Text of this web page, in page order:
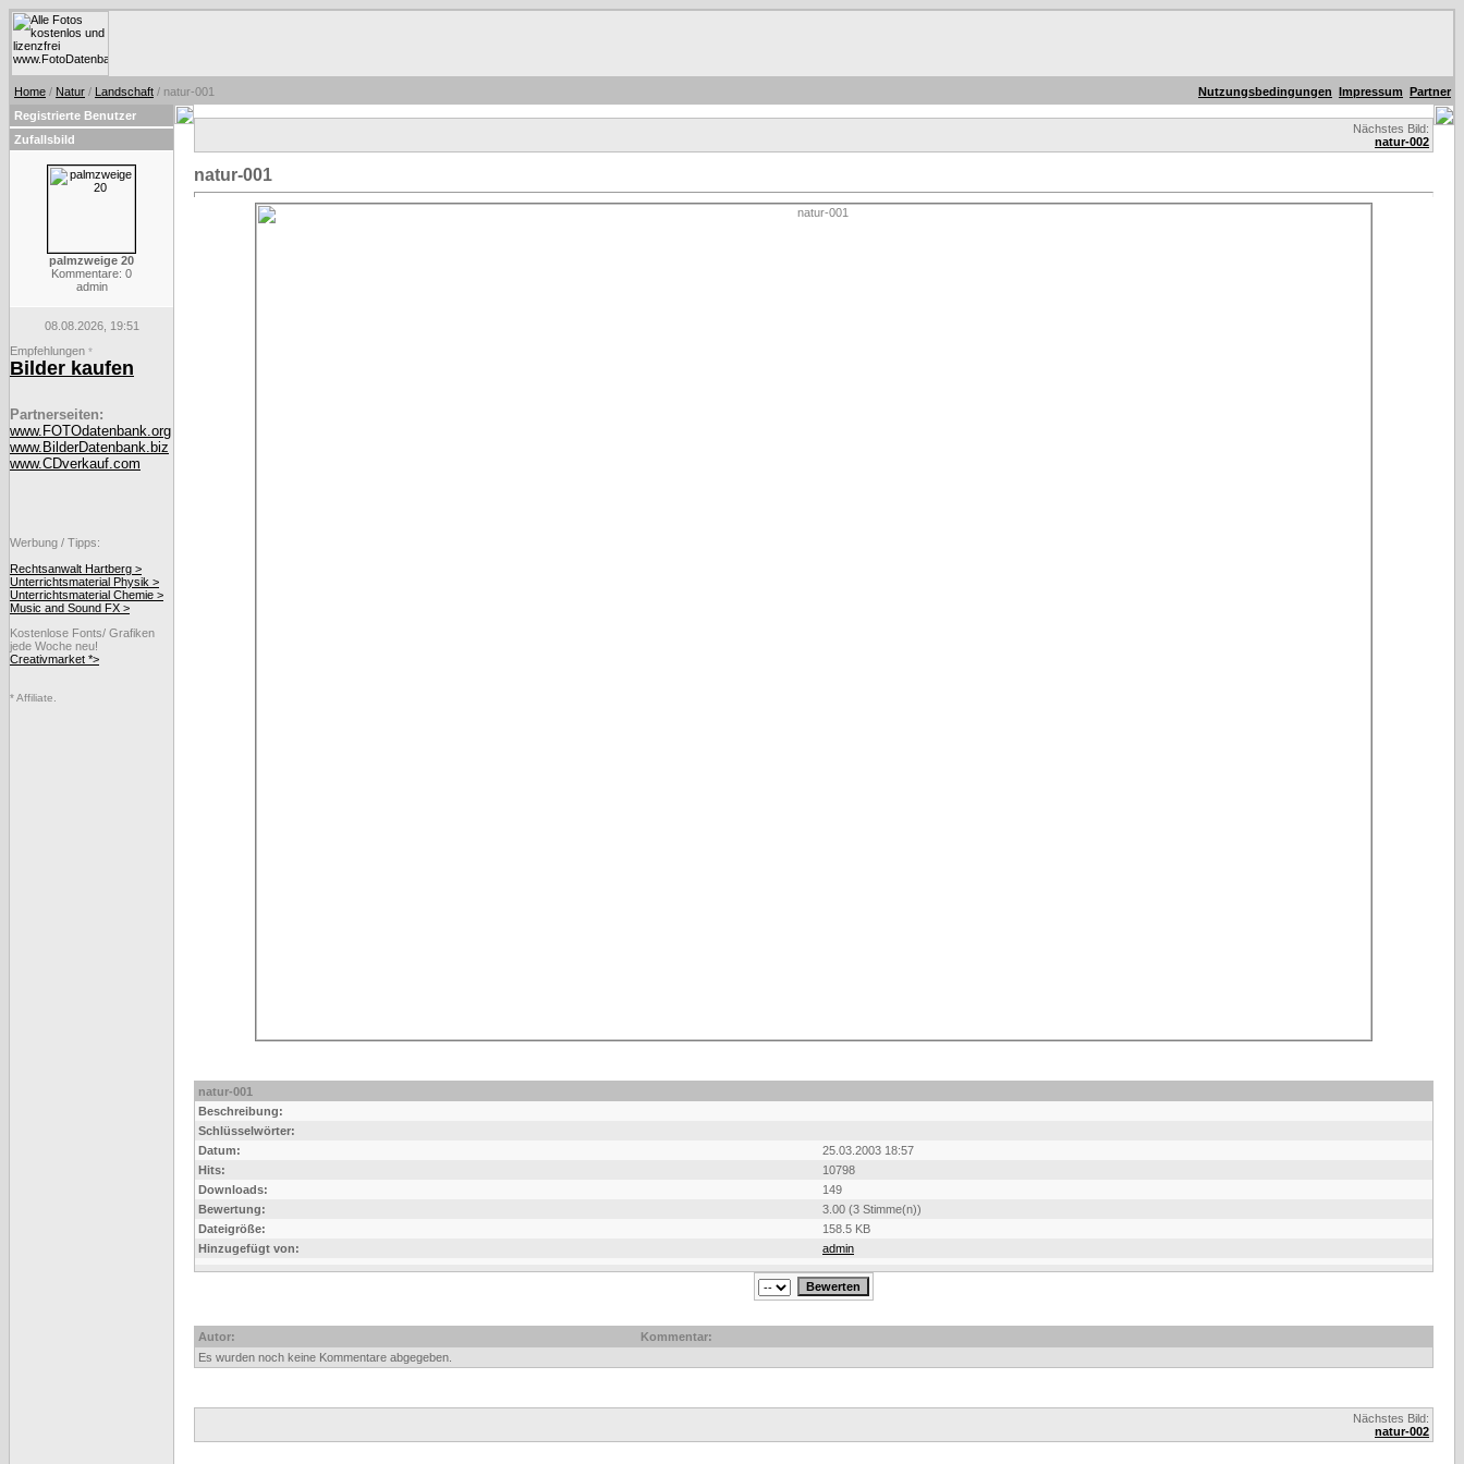
Home / Natur / Landschaft / natur-001 Nutzungsbedingungen Impressum Partner
Registrierte Benutzer
Zufallsbild
palmzweige 20
Kommentare: 0
admin
08.08.2026, 19:51
Empfehlungen *
Bilder kaufen
Partnerseiten:
www.FOTOdatenbank.org
www.BilderDatenbank.biz
www.CDverkauf.com
Werbung / Tipps:
Rechtsanwalt Hartberg >
Unterrichtsmaterial Physik >
Unterrichtsmaterial Chemie >
Music and Sound FX >
Kostenlose Fonts/ Grafiken
jede Woche neu!
Creativmarket *>
* Affiliate.
Nächstes Bild:
natur-002
natur-001
natur-001
Beschreibung:
Schlüsselwörter:
Datum:
25.03.2003 18:57
Hits:
10798
Downloads:
149
Bewertung:
3.00 (3 Stimme(n))
Dateigröße:
158.5 KB
Hinzugefügt von:
admin
Autor:
Kommentar:
Es wurden noch keine Kommentare abgegeben.
Nächstes Bild:
natur-002